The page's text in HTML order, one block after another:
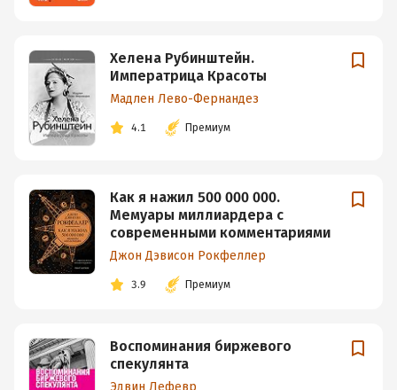
Хелена Рубинштейн.
Императрица Красоты
Мадлен Лево-Фернандез
4.1 Премиум
Как я нажил 500 000 000.
Мемуары миллиардера с
современными комментариями
Джон Дэвисон Рокфеллер
3.9 Премиум
Воспоминания биржевого
спекулянта